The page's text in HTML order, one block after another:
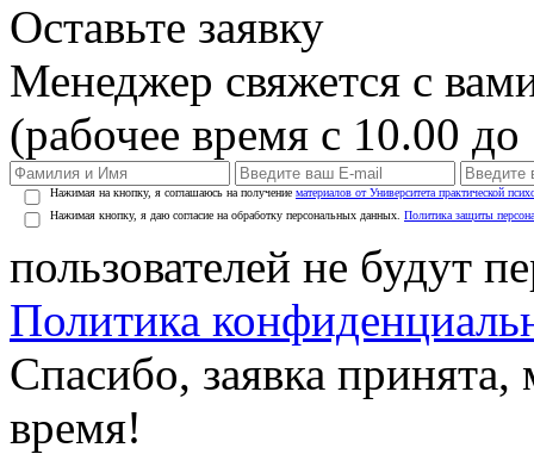
Оставьте заявку
Менеджер свяжется с
(рабочее время с 10.00
Нажимая на кнопку, я соглашаюсь на получение материалов от Университета практической
Нажимая кнопку, я даю согласие на обработку персональных данных. Политика защиты
пользователей не будут
Политика
Спасибо, заявка
время!